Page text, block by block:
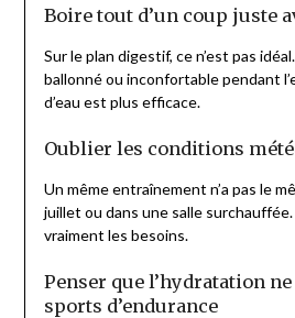
Boire tout d’un coup juste
Sur le plan digestif, ce n’est pas
ballonné ou inconfortable pendant
d’eau est plus efficace.
Oublier les conditions
Un même entraînement n’a pas le
juillet ou dans une salle
vraiment les besoins.
Penser que l’hydratation
sports d’endurance